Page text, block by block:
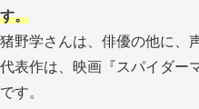
す。
猪野学さんは、俳優の他に、
代表作は、映画『スパイダー
です。